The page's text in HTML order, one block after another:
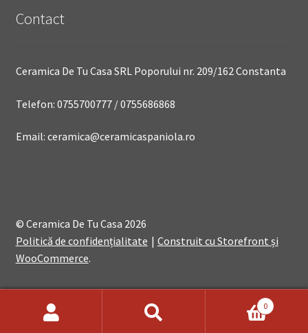
Contact
Ceramica De Tu Casa SRL Poporului nr. 209/162 Constanta
Telefon: 0755700777 / 0755686868
Email: ceramica@ceramicaspaniola.ro
© Ceramica De Tu Casa 2026
Politică de confidențialitate
Construit cu Storefront și
WooCommerce.
0